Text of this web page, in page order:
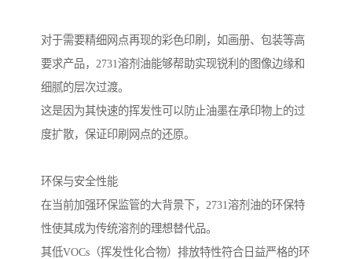
对于需要精细网点再现的彩色印刷，如画册、包装等高
要求产品，2731溶剂油能够帮助实现锐利的图像边缘和
细腻的层次过渡。
这是因为其快速的挥发性可以防止油墨在承印物上的过
度扩散，保证印刷网点的还原。
环保与安全性能
在当前加强环保监管的大背景下，2731溶剂油的环保特
性使其成为传统溶剂的理想替代品。
其低VOCs（挥发性化合物）排放特性符合日益严格的环